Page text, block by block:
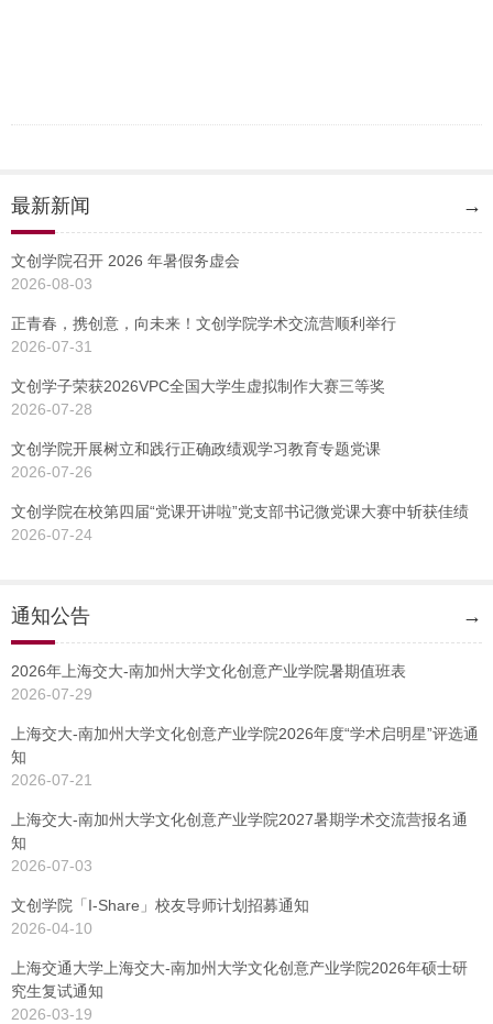
最新新闻 →
文创学院召开 2026 年暑假务虚会
2026-08-03
正青春，携创意，向未来！文创学院学术交流营顺利举行
2026-07-31
文创学子荣获2026VPC全国大学生虚拟制作大赛三等奖
2026-07-28
文创学院开展树立和践行正确政绩观学习教育专题党课
2026-07-26
文创学院在校第四届“党课开讲啦”党支部书记微党课大赛中斩获佳绩
2026-07-24
通知公告 →
2026年上海交大-南加州大学文化创意产业学院暑期值班表
2026-07-29
上海交大-南加州大学文化创意产业学院2026年度“学术启明星”评选通
知
2026-07-21
上海交大-南加州大学文化创意产业学院2027暑期学术交流营报名通
知
2026-07-03
文创学院「I-Share」校友导师计划招募通知
2026-04-10
上海交通大学上海交大-南加州大学文化创意产业学院2026年硕士研
究生复试通知
2026-03-19